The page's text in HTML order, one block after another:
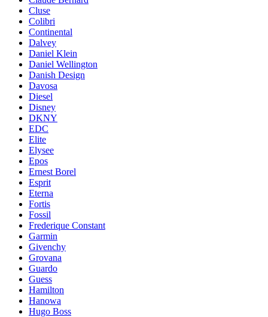
Cluse
Colibri
Continental
Dalvey
Daniel Klein
Daniel Wellington
Danish Design
Davosa
Diesel
Disney
DKNY
EDC
Elite
Elysee
Epos
Ernest Borel
Esprit
Eterna
Fortis
Fossil
Frederique Constant
Garmin
Givenchy
Grovana
Guardo
Guess
Hamilton
Hanowa
Hugo Boss